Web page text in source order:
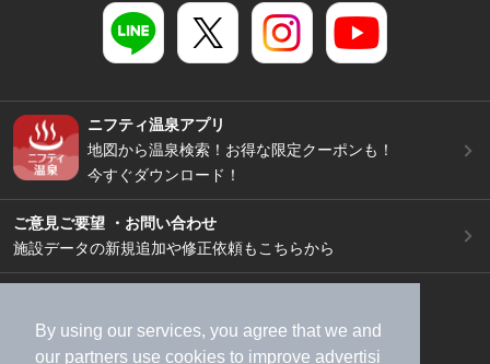
By using our services, you agree that we and
our partners use cookies to improve advertisi
ニフティ温泉アプリ
地図から温泉検索！お得な限定クーポンも！
今すぐダウンロード！
ご意見ご要望 ・お問い合わせ
施設データの新規追加や修正依頼もこちらから
加盟店募集（資料請求）
広告出稿のご案内
利用規約
ライフスタイルMEMBERS+規約